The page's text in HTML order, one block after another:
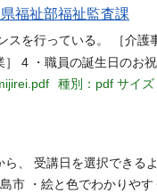
福祉部福祉監査課
を行っている。 ［介護
4 ・職員の誕生日のお
種別：pdf サイ
、 受講日を選択できる
市 ・絵と色でわかりやす